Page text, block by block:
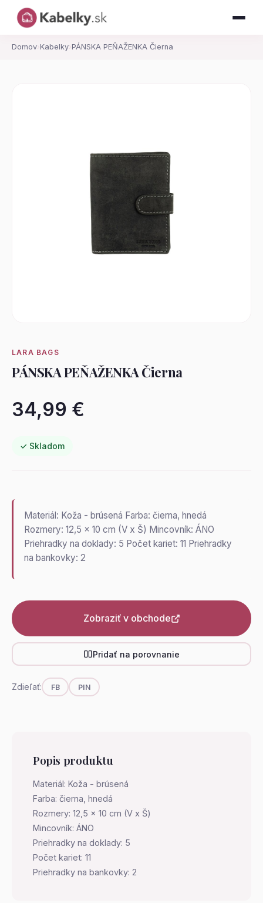
Domov› Kabelky› PÁNSKA PEŇAŽENKA Čierna
LARA BAGS
PÁNSKA PEŇAŽENKA Čierna
34,99 €
✓ Skladom
Materiál: Koža - brúsená Farba: čierna, hnedá
Rozmery: 12,5 x 10 cm (V x Š) Mincovník: ÁNO
Priehradky na doklady: 5 Počet kariet: 11 Priehradky
na bankovky: 2
Zobraziť v obchode
Pridať na porovnanie
Zdieľať: FB PIN
Popis produktu
Materiál: Koža - brúsená
Farba: čierna, hnedá
Rozmery: 12,5 x 10 cm (V x Š)
Mincovník: ÁNO
Priehradky na doklady: 5
Počet kariet: 11
Priehradky na bankovky: 2